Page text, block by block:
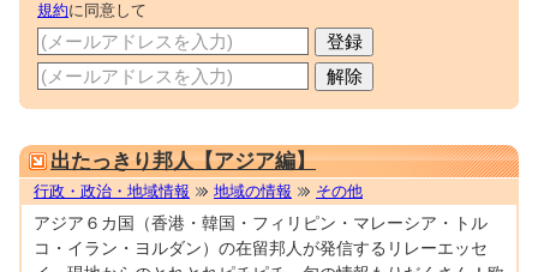
規約に同意して
出たっきり邦人【アジア編】
行政・政治・地域情報 地域の情報 その他
アジア６カ国（香港・韓国・フィリピン・マレーシア・トル
コ・イラン・ヨルダン）の在留邦人が発信するリレーエッセ